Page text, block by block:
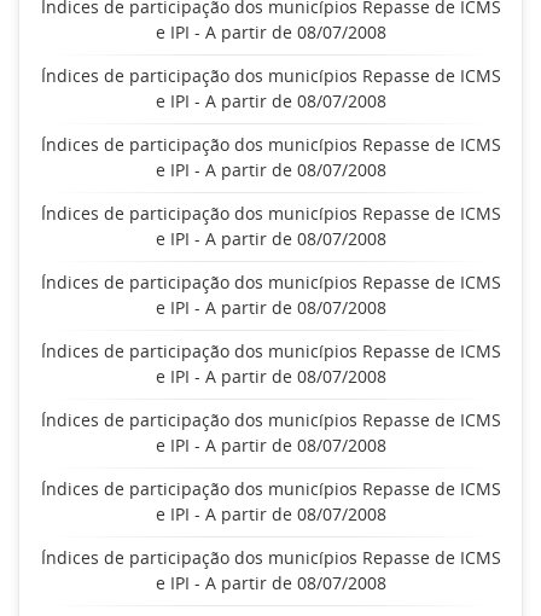
Índices de participação dos municípios Repasse de ICMS
e IPI - A partir de 08/07/2008
Índices de participação dos municípios Repasse de ICMS
e IPI - A partir de 08/07/2008
Índices de participação dos municípios Repasse de ICMS
e IPI - A partir de 08/07/2008
Índices de participação dos municípios Repasse de ICMS
e IPI - A partir de 08/07/2008
Índices de participação dos municípios Repasse de ICMS
e IPI - A partir de 08/07/2008
Índices de participação dos municípios Repasse de ICMS
e IPI - A partir de 08/07/2008
Índices de participação dos municípios Repasse de ICMS
e IPI - A partir de 08/07/2008
Índices de participação dos municípios Repasse de ICMS
e IPI - A partir de 08/07/2008
Índices de participação dos municípios Repasse de ICMS
e IPI - A partir de 08/07/2008